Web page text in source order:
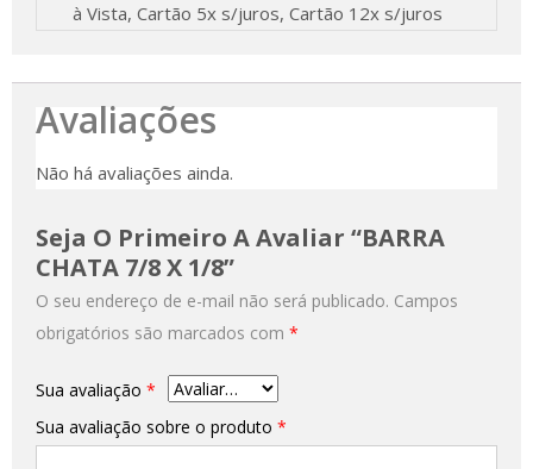
à Vista, Cartão 5x s/juros, Cartão 12x s/juros
Avaliações
Não há avaliações ainda.
Seja O Primeiro A Avaliar “BARRA
CHATA 7/8 X 1/8”
O seu endereço de e-mail não será publicado. Campos
obrigatórios são marcados com *
Sua avaliação *
Sua avaliação sobre o produto *